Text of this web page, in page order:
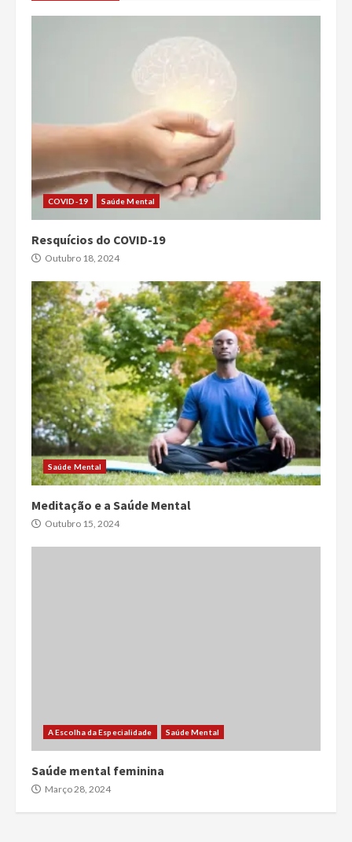
COVID-19 Saúde Mental
Resquícios do COVID-19
Outubro 18, 2024
Saúde Mental
Meditação e a Saúde Mental
Outubro 15, 2024
A Escolha da Especialidade Saúde Mental
Saúde mental feminina
Março 28, 2024